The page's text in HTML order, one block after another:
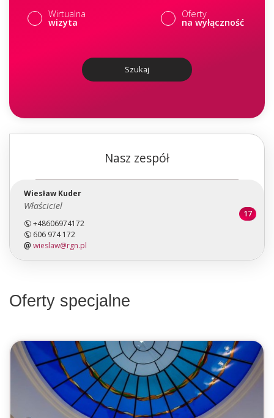
Wirtualna
wizyta
Oferty
na wyłączność
Szukaj
Nasz zespół
Wiesław Kuder
Właściciel
+48606974172
606 974 172
wieslaw@rgn.pl
17
Oferty specjalne